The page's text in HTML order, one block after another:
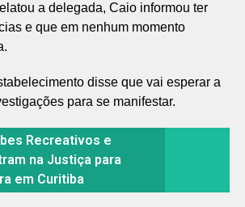
a delegada, Caio informou ter
e que em nenhum momento
disse que vai esperar a
para se manifestar.
Recreativos e
na Justiça para
em Curitiba